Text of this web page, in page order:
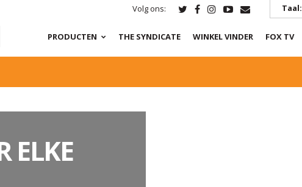
Volg ons: Taal:
PRODUCTEN THE SYNDICATE WINKEL VINDER FOX TV
ELKE